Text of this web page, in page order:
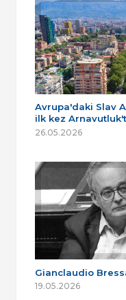
Avrupa'daki Slav
ilk kez
26.05.2026
Gianclaudio
19.05.2026